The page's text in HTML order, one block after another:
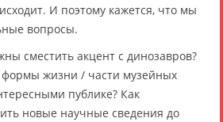
И поэтому кажется, что мы
вопросы.
сместить акцент с динозавров?
формы жизни / части музейных
публике? Как
новые научные сведения до